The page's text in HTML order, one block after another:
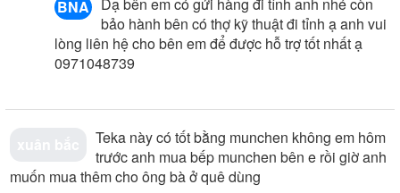
chúng tôi đang triển khai nhiều chương trình khuyến mại
hấp dẫn cho khách hàng. Để biết thêm thôn tin chi tiết,
quý khách hãy liên hệ với chúng tôi theo hotline để được
BNA
bảo hành bên có thợ kỹ thuật đi tỉnh ạ anh vui
lòng liên hệ cho bên em để được hỗ trợ tốt nhất ạ
0971048739
teka này có tốt bằng munchen không em hôm
trước anh mua bếp munchen bên e rồi giờ anh
muốn mua thêm cho ông bà ở quê dùng